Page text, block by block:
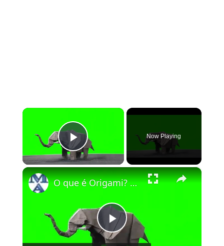
×
Play Video
Now Playing
×
Play
O que é Origami? Como ajuda vc ?